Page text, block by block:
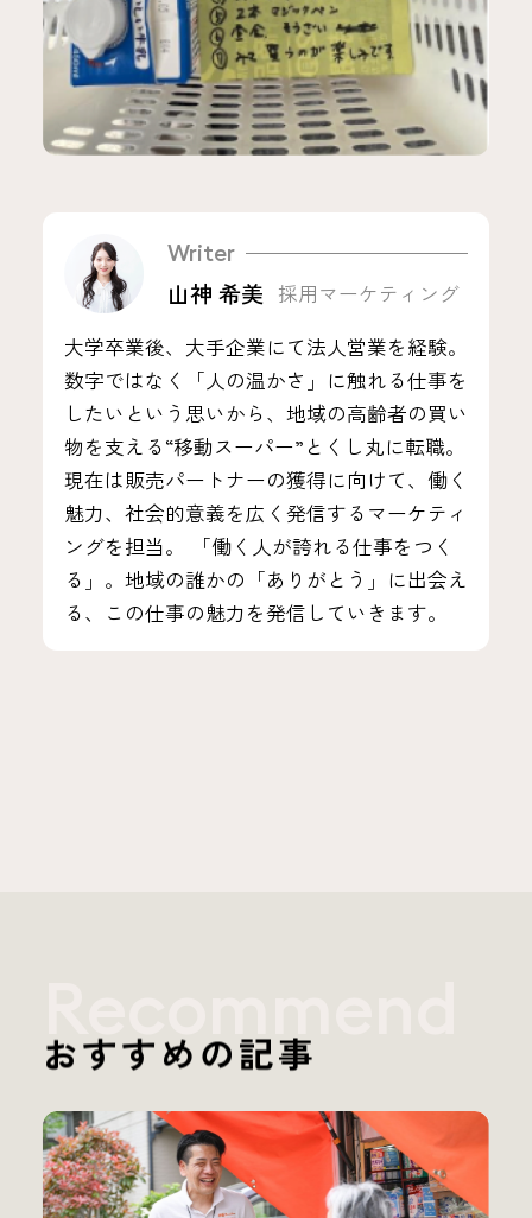
Writer
山神 希美 採用マーケティング
大学卒業後、大手企業にて法人営業を経験。
数字ではなく「人の温かさ」に触れる仕事を
したいという思いから、地域の高齢者の買い
物を支える“移動スーパー”とくし丸に転職。
現在は販売パートナーの獲得に向けて、働く
魅力、社会的意義を広く発信するマーケティ
ングを担当。 「働く人が誇れる仕事をつく
る」。地域の誰かの「ありがとう」に出会え
る、この仕事の魅力を発信していきます。
おすすめの記事